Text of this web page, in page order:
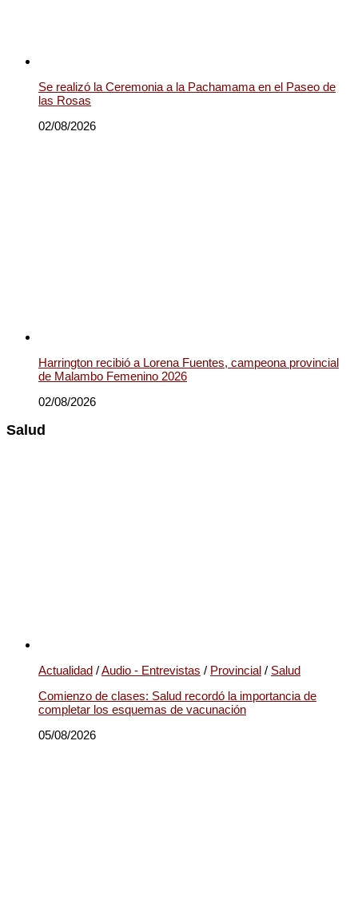
Se realizó la Ceremonia a la Pachamama en el Paseo de
las Rosas
02/08/2026
Harrington recibió a Lorena Fuentes, campeona provincial
de Malambo Femenino 2026
02/08/2026
Salud
Actualidad /Audio - Entrevistas / Provincial / Salud
Comienzo de clases: Salud recordó la importancia de
completar los esquemas de vacunación
05/08/2026